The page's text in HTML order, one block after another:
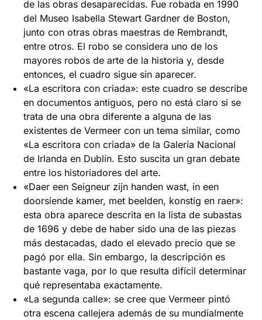
de las obras desaparecidas. Fue robada en 1990
del Museo Isabella Stewart Gardner de Boston,
junto con otras obras maestras de Rembrandt,
entre otros. El robo se considera uno de los
mayores robos de arte de la historia y, desde
entonces, el cuadro sigue sin aparecer.
«La escritora con criada»: este cuadro se describe
en documentos antiguos, pero no está claro si se
trata de una obra diferente a alguna de las
existentes de Vermeer con un tema similar, como
«La escritora con criada» de la Galería Nacional
de Irlanda en Dublín. Esto suscita un gran debate
entre los historiadores del arte.
«Daer een Seigneur zijn handen wast, in een
doorsiende kamer, met beelden, konstig en raer»:
esta obra aparece descrita en la lista de subastas
de 1696 y debe de haber sido una de las piezas
más destacadas, dado el elevado precio que se
pagó por ella. Sin embargo, la descripción es
bastante vaga, por lo que resulta difícil determinar
qué representaba exactamente.
«La segunda calle»: se cree que Vermeer pintó
otra escena callejera además de su mundialmente